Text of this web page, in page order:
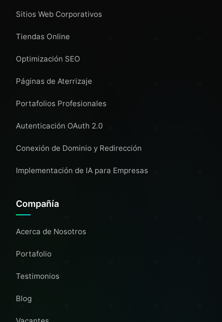
Sitios Web Corporativos
Tiendas Online
Optimización SEO
Páginas de Aterrizaje
Portafolios Profesionales
Autenticación OAuth 2.0
Conexión de Dominio y Redirección
Implementación de IA para Empresas
Compañía
Acerca de Nosotros
Portafolio
Testimonios
Blog